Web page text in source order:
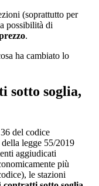
(soprattutto per
possibilità di
.
ha cambiato lo
sotto soglia,
del codice
legge 55/2019
aggiudicati
più
le stazioni